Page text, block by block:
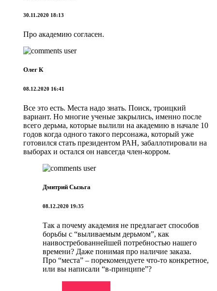
30.11.2020 18:13
Про академию согласен.
Олег К
08.12.2020 16:41
Все это есть. Места надо знать. Поиск, троицкий
вариант. Но многие ученые закрылись, именно после
всего дерьма, которые вылили на академию в начале 10
годов когда одного такого персонажа, который уже
готовился стать президентом РАН, забаллотировали на
выборах и остался он навсегда член-корром.
Дмитрий Сызьга
08.12.2020 19:35
Так а почему академия не предлагает способов
борьбы с “выливаемым дерьмом”, как
наивостребованнейшей потребностью нашего
времени? Даже понимая про наличие заказа.
Про “места” – порекомендуете что-то конкретное,
или вы написали “в-принципе”?